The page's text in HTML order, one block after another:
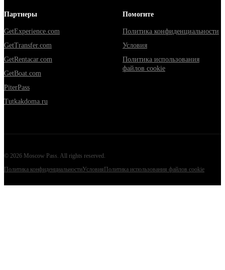
Партнеры
GetExperience.com
GetTransfer.com
GetRentacar.com
GetBoat.com
PiterPass
Tutkakdoma.ru
Помогите
Политика конфиденциальности
Условия
Политика использования
файлов cookie
© 2026 Moscow Pass. All rights reserved.
Политика конфиденциальностиУсловия Политика использования файлов cookie